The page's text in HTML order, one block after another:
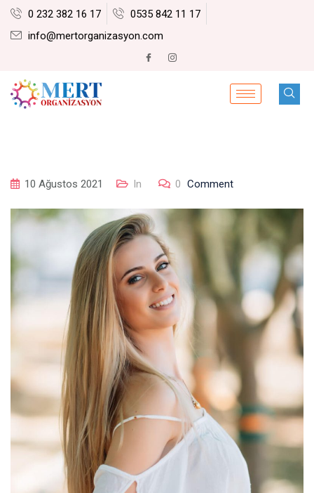
0 232 382 16 17
0535 842 11 17
info@mertorganizasyon.com
10 Ağustos 2021 In 0 Comment